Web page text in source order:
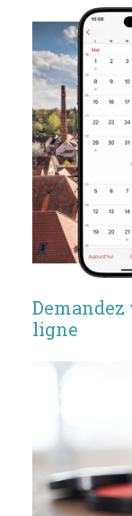
ligne